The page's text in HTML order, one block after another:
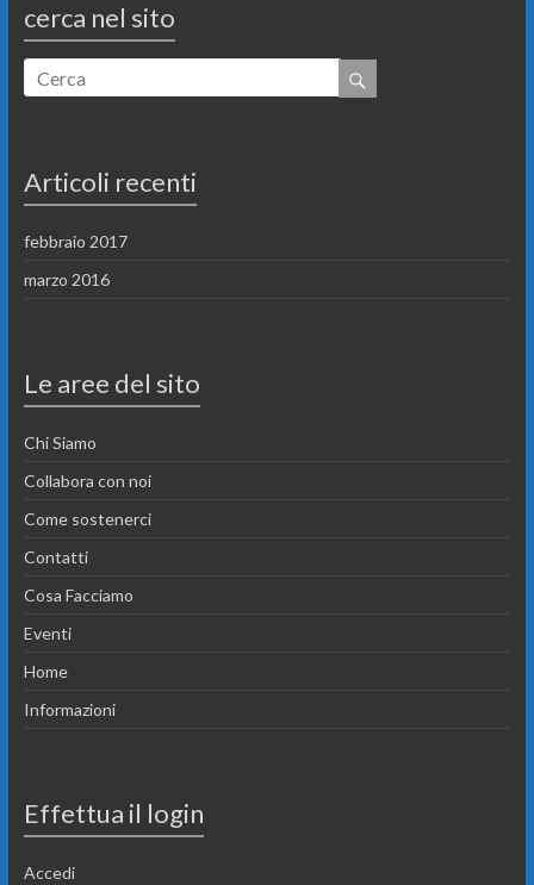
cerca nel sito
Articoli recenti
febbraio 2017
marzo 2016
Le aree del sito
Chi Siamo
Collabora con noi
Come sostenerci
Contatti
Cosa Facciamo
Eventi
Home
Informazioni
Effettua il login
Accedi